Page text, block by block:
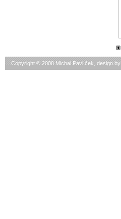
Copyright © 2008 Michal Pavlíček, design by